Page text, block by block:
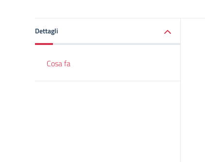
Dettagli
Cosa fa